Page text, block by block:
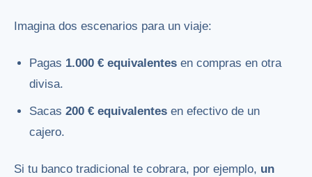
Imagina dos escenarios para un viaje:
Pagas 1.000 € equivalentes en compras en otra
divisa.
Sacas200 € equivalentes en efectivo de un
cajero.
Si tu banco tradicional te cobrara, por ejemplo, un